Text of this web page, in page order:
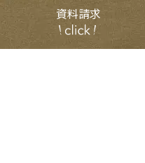
資料請求